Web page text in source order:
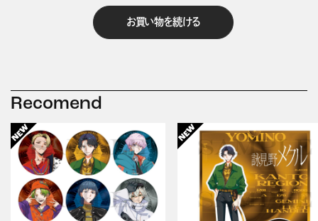
お買い物を続ける
Recomend